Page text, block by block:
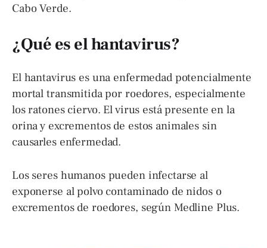
Cabo Verde.
¿Qué es el hantavirus?
El hantavirus es una enfermedad potencialmente
mortal transmitida por roedores, especialmente
los ratones ciervo. El virus está presente en la
orina y excrementos de estos animales sin
causarles enfermedad.
Los seres humanos pueden infectarse al
exponerse al polvo contaminado de nidos o
excrementos de roedores, según Medline Plus.